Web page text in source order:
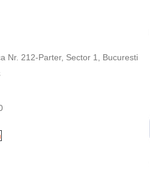
Nr. 212-Parter, Sector 1, Bucuresti